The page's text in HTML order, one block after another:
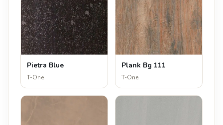
Pietra Blue
T-One
Plank Bg 111
T-One